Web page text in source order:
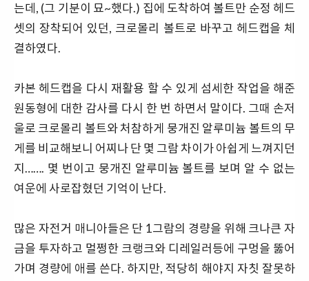
는데, (그 기분이 묘~했다.) 집에 도착하여 볼트만 순정 헤드
셋의 장착되어 있던, 크로몰리 볼트로 바꾸고 헤드캡을 체
결하였다.
카본 헤드캡을 다시 재활용 할 수 있게 섬세한 작업을 해준
원동형에 대한 감사를 다시 한 번 하면서 말이다. 그때 손저
울로 크로몰리 볼트와 처참하게 뭉개진 알루미늄 볼트의 무
게를 비교해보니 어찌나 단 몇 그람 차이가 아쉽게 느껴지던
지……. 몇 번이고 뭉개진 알루미늄 볼트를 보며 알 수 없는
여운에 사로잡혔던 기억이 난다.
많은 자전거 매니아들은 단 1그람의 경량을 위해 크나큰 자
금을 투자하고 멀쩡한 크랭크와 디레일러등에 구멍을 뚫어
가며 경량에 애를 쓴다. 하지만, 적당히 해야지 자칫 잘못하